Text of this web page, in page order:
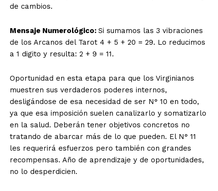
de cambios.
Mensaje Numerológico: Si sumamos las 3 vibraciones
de los Arcanos del Tarot 4 + 5 + 20 = 29. Lo reducimos
a 1 digito y resulta: 2 + 9 = 11.
Oportunidad en esta etapa para que los Virginianos
muestren sus verdaderos poderes internos,
desligándose de esa necesidad de ser N° 10 en todo,
ya que esa imposición suelen canalizarlo y somatizarlo
en la salud. Deberán tener objetivos concretos no
tratando de abarcar más de lo que pueden. El N° 11
les requerirá esfuerzos pero también con grandes
recompensas. Año de aprendizaje y de oportunidades,
no lo desperdicien.